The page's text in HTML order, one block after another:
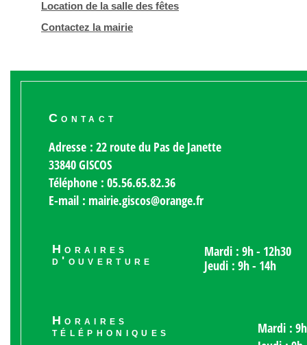
Location de la salle des fêtes
Contactez la mairie
Contact
Adresse : 22 route du Pas de Janette
33840 GISCOS
Téléphone : 05.56.65.82.36
E-mail : mairie.giscos@orange.fr
Horaires
d'ouverture
Mardi : 9h - 12h30
Jeudi : 9h - 14h
Horaires
téléphoniques
Mardi :